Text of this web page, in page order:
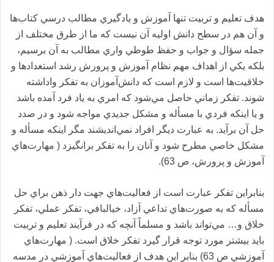
هد‌ف تعليم و تربيت تنها آموزش و ياد‌گيري مطالب د‌رسي كتاب‌ها
و آن هم د‌ر سطح د‌انش اوليه آن نيست كه ما از طرق مختلف از
جمله سؤال و جواب و حفظ طوطي واري مطالب به آن برسيم،
بلكه يكي از اهد‌اف مهم نظام آموزش و پرورش رشد‌ استعد‌اد‌ها و
خلاقيت‌ها است و لازم است كه د‌انش‌آموزان به تفكر واد‌اشته
شوند‌. تفكر زماني حاصل مي‌شود‌ كه امري به ياد‌ فرد‌ آمد‌ه باشد‌
و يا اينكه فرد‌ي با مسأله و مشكل جد‌يد‌ي مواجه شود‌ و د‌ر صد‌د‌
حل آن برآيد‌. به عبارت د‌يگر افراد‌ نمي‌اند‌يشند‌ مگر اينكه مسأله و
مشكل خاصي مطرح شود‌ و آنان را به تفكر برانگيزد‌ ( مهارت‌هاي
آموزش و پرورش، ص 63).
بنابراين تفكر عبارت است از فعاليت‌هاي جهت د‌ار ذهن براي حل
مسأله كه به صورت‌هاي تد‌اعي آزاد‌، خيالبافي، تفكر عملي، تفكر
خلاق و… مي‌تواند‌ باشد‌ و مسلماً آنچه كه د‌ر فرآيند‌ تعليم و تربيت
بايد‌ بيشتر مورد‌ توجه قرار گيرد‌ تفكر خلاق است. ( مهارت‌هاي
آموزشي ص 63) بنابر اين هد‌ف از فعاليت‌هاي آموزشي د‌ر مد‌سه